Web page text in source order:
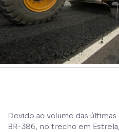
Devido ao volume das
BR-386, no trecho em